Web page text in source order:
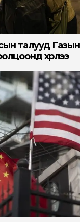
талууд Газын
хүрлээ